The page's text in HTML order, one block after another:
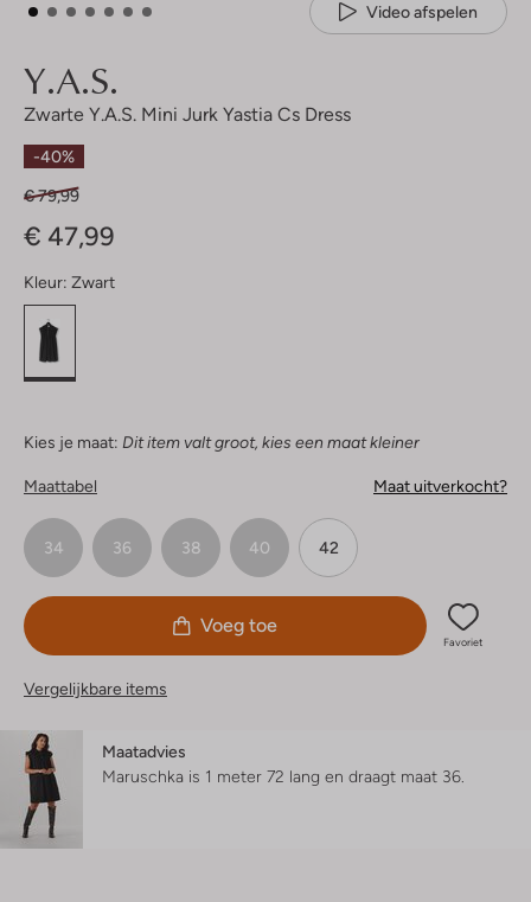
Video afspelen
Y.a.s.
Zwarte Y.a.s. Mini Jurk Yastia Cs Dress
-40%
€ 79,99
€ 47,99
Kleur: Zwart
Kies je maat: Dit item valt groot, kies een maat kleiner
Maattabel Maat uitverkocht?
34 36 38 40 42
Voeg toe
Favoriet
Vergelijkbare items
Maatadvies
Maruschka is 1 meter 72 lang en draagt maat 36.